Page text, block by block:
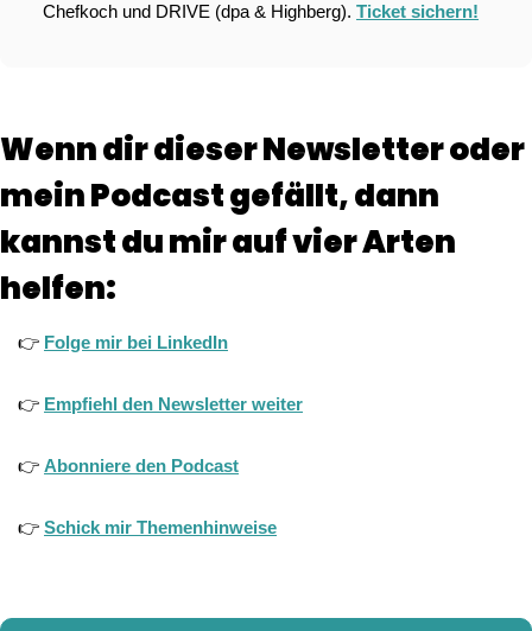
Chefkoch und DRIVE (dpa & Highberg). Ticket sichern!
Wenn dir dieser Newsletter oder
mein Podcast gefällt, dann
kannst du mir auf vier Arten
helfen:
👉 Folge mir bei LinkedIn
👉 Empfiehl den Newsletter weiter
👉 Abonniere den Podcast
👉 Schick mir Themenhinweise